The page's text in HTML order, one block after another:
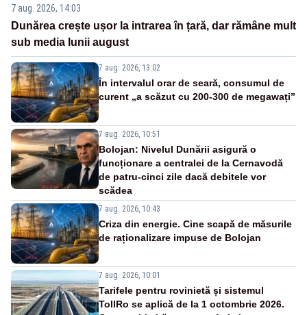
7 aug. 2026, 14:03
Dunărea crește ușor la intrarea în țară, dar rămâne mult
sub media lunii august
7 aug. 2026, 13:02
În intervalul orar de seară, consumul de
curent „a scăzut cu 200-300 de megawați”
7 aug. 2026, 10:51
Bolojan: Nivelul Dunării asigură o
funcționare a centralei de la Cernavodă
de patru-cinci zile dacă debitele vor
scădea
7 aug. 2026, 10:43
Criza din energie. Cine scapă de măsurile
de raționalizare impuse de Bolojan
7 aug. 2026, 10:01
Tarifele pentru rovinietă și sistemul
TollRo se aplică de la 1 octombrie 2026.